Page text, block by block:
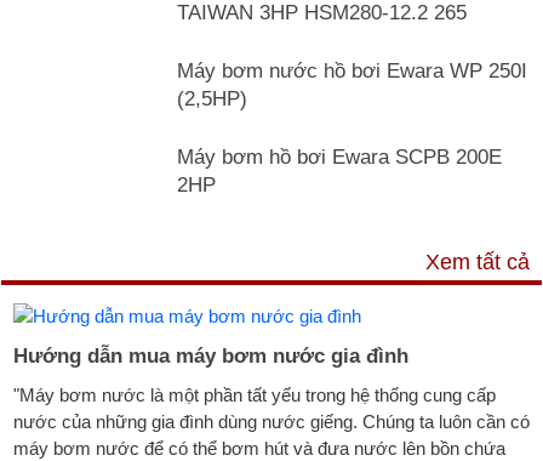
TAIWAN 3HP HSM280-12.2 265
Máy bơm nước hồ bơi Ewara WP 250I
(2,5HP)
Máy bơm hồ bơi Ewara SCPB 200E
2HP
Xem tất cả
Hướng dẫn mua máy bơm nước gia đình
"Máy bơm nước là một phần tất yếu trong hệ thống cung cấp
nước của những gia đình dùng nước giếng. Chúng ta luôn cần có
máy bơm nước để có thể bơm hút và đưa nước lên bồn chứa